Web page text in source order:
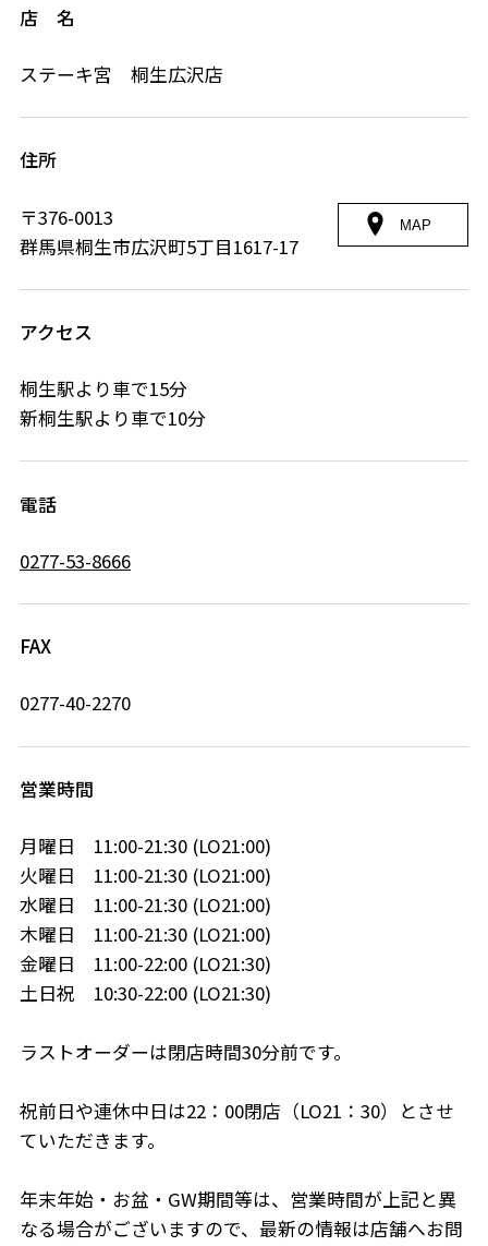
店 名
ステーキ宮 桐生広沢店
住所
MAP
〒376-0013
群馬県桐生市広沢町5丁目1617-17
アクセス
桐生駅より車で15分
新桐生駅より車で10分
電話
0277-53-8666
FAX
0277-40-2270
営業時間
月曜日 11:00-21:30 (LO21:00)
火曜日 11:00-21:30 (LO21:00)
水曜日 11:00-21:30 (LO21:00)
木曜日 11:00-21:30 (LO21:00)
金曜日 11:00-22:00 (LO21:30)
土日祝 10:30-22:00 (LO21:30)
ラストオーダーは閉店時間30分前です。
祝前日や連休中日は22：00閉店（LO21：30）とさせ
ていただきます。
年末年始・お盆・GW期間等は、営業時間が上記と異
なる場合がございますので、最新の情報は店舗へお問